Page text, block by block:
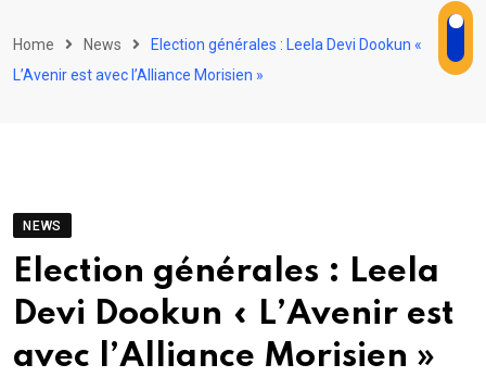
Home News
Election générales : Leela Devi Dookun «
L’Avenir est avec l’Alliance Morisien »
NEWS
Election générales : Leela
Devi Dookun « L’Avenir est
avec l’Alliance Morisien »